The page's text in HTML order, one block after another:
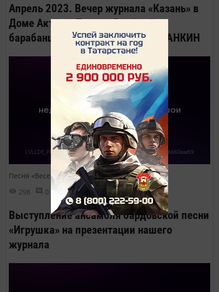
Апрель 2023. Вечер журнала «Казань» в
Доме Актёра. Песню «Весёлый
барабанщик» исполняет Роман ЛАНКИН
Песня «Веселый барабанщик»
298
0 0
Выступление ансамбля бардовской песни
«Игрушка» на презентации нашего
журнала